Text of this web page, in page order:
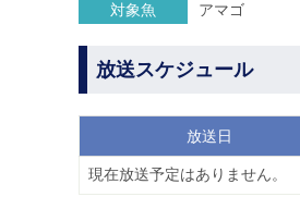
対象魚 アマゴ
放送スケジュール
放送日
現在放送予定はありません。